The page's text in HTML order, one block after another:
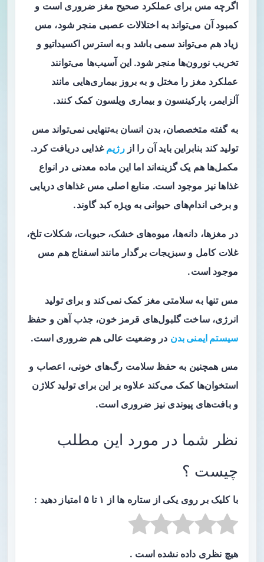
اگرچه مس برای عملکرد صحیح مغز ضروری است و
کمبود آن می‌تواند به اختلالات عصبی منجر شود، مس
زیاد هم می‌تواند سمی باشد و به استرس اکسیداتیو و
تخریب نورون‌ها منجر شود. این آسیب‌ها می‌توانند
عملکرد مغز را مختل و به بروز بیماری‌هایی مانند
آلزایمر، پارکینسون و بیماری ویلسون کمک کنند.
به گفته متخصصان، بدن انسان به‌تنهایی نمی‌تواند مس
تولید کند بنابراین باید آن را ازرژیم غذایی دریافت کرد.
مکمل‌ها هم یک گزینه‌اند اما این ماده معدنی در انواع
غذاها نیز موجود است. منابع اصلی مس غذاهای دریایی
و برخی اندام‌های حیوانی به ویژه کبد گاوند.
در مغزها، دانه‌ها، میوه‌های خشک، حبوبات، شکلات تلخ،
غلات کامل و سبزیجات برگدار مانند اسفناج هم مس
موجود است.
مس تنها به سلامتی مغز کمک نمی‌کند و برای تولید
انرژی، ساخت گلبول‌های قرمز خون، جذب آهن و حفظ
سیستم ایمنی بدن در وضعیت عالی هم ضروری است.
مس همچنین به حفظ سلامت رگ‌های خونی، اعصاب و
استخوان‌ها کمک می‌کند علاوه بر این برای تولید کلاژن
و بافت‌های پیوندی نیز ضروری است.
نظر شما در مورد این مطلب
چیست ؟
با کلیک بر روی یکی از ستاره ها از ۱ تا ۵ امتیاز دهید :
هیچ نظری داده نشده است .